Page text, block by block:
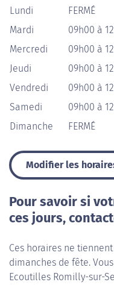
Lundi
FERMÉ
Mardi
09h00 à
Mercredi
09h00 à
Jeudi
09h00 à
Vendredi
09h00 à
Samedi
09h00 à
Dimanche
FERMÉ
Modifier les
Pour savoir si
ces jours,
Ces horaires ne
dimanches de fête.
Ecoutilles Romilly-sur-